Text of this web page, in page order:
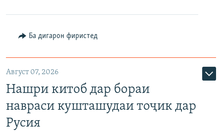
Ба дигарон фиристед
Август 07, 2026
Нашри китоб дар бораи
навраси кушташудаи тоҷик дар
Русия